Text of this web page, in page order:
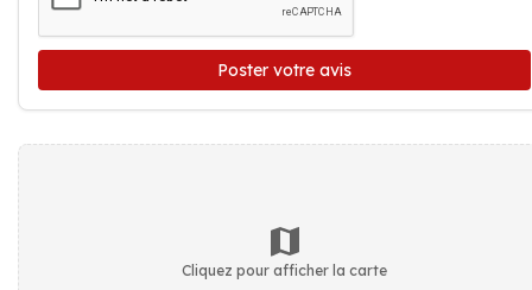
Poster votre avis
Cliquez pour afficher la carte